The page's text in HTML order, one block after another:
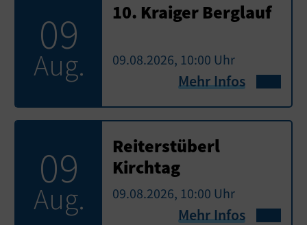
09
Aug.
10. Kraiger Berglauf
09.08.2026, 10:00 Uhr
Mehr Infos
09
Aug.
Reiterstüberl
Kirchtag
09.08.2026, 10:00 Uhr
Mehr Infos